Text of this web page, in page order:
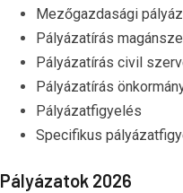
Mezőgazdasági
Pályázatírás
Pályázatírás civil
Pályázatírás
Pályázatfigyelés
Specifikus
Pályázatok 2026